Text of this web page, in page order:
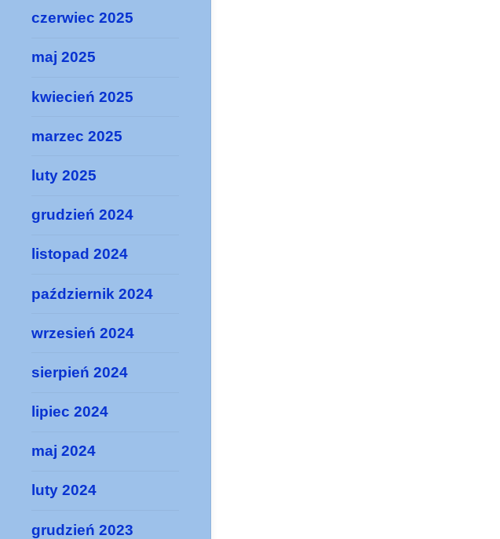
czerwiec 2025
maj 2025
kwiecień 2025
marzec 2025
luty 2025
grudzień 2024
listopad 2024
październik 2024
wrzesień 2024
sierpień 2024
lipiec 2024
maj 2024
luty 2024
grudzień 2023